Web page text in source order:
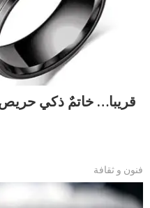
قريبا… خاتمٌ ذكي
فنون و ثقافة